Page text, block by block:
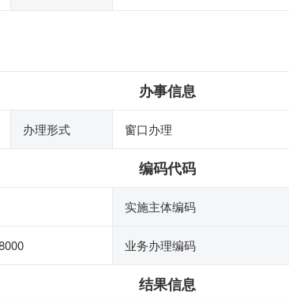
办事信息
办理形式 窗口办理
编码代码
实施主体编码
业务办理编码
结果信息